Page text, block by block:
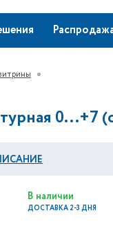
0...+7
В наличии
ДОСТАВКА 2-3 ДНЯ